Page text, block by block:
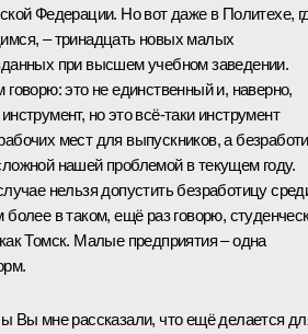
Федерации. Но вот даже в Политехе,
– тринадцать новых малых
при высшем учебном заведении.
это не единственный и, наверно,
но это всё‑таки инструмент
мест для выпускников, а
нашей проблемой в текущем году.
нельзя допустить безработицу
более в таком, ещё раз говорю,
Томск. Малые предприятия – одна
Вы мне рассказали, что ещё делается